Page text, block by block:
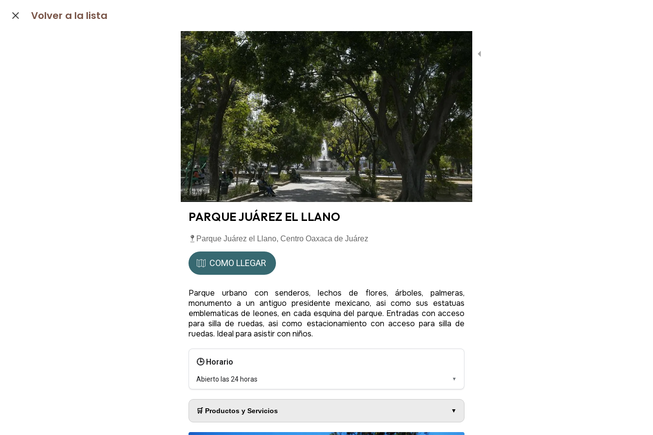
Volver a la lista
PARQUE JUÁREZ EL LLANO
Parque Juárez el Llano, Centro Oaxaca de Juárez
COMO LLEGAR
Parque urbano con senderos, lechos de flores, árboles, palmeras,
monumento a un antiguo presidente mexicano, asi como sus estatuas
emblematicas de leones, en cada esquina del parque. Entradas con acceso
para silla de ruedas, asi como estacionamiento con acceso para silla de
ruedas. Ideal para asistir con niños.
🕒 Horario
Abierto las 24 horas ▼
🛒 Productos y Servicios